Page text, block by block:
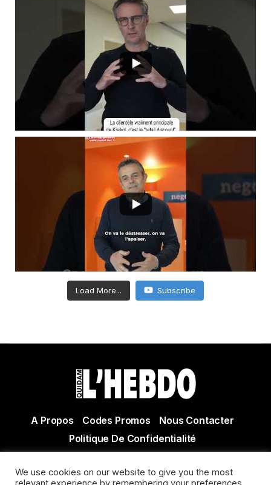
Load More... Subscribe
A Propos Codes Promos
Nous Contacter
Politique De Confidentialité
Actualité Agen - Actualité en lot et Garonne - Actualité
We use cookies on our website to give you the most